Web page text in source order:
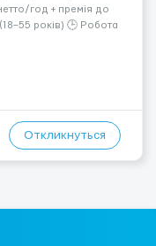
год + премія до
років) 🕒 Робота
Откликнуться